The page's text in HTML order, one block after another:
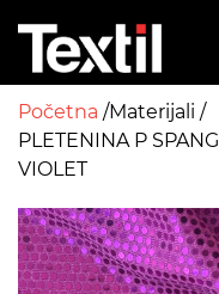
Početna Materijali
PLETENINA P
VIOLET